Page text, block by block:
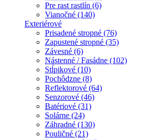
Pre rast rastlín (6)
Vianočné (140)
Exteriérové
Prisadené stropné (76)
Zapustené stropné (35)
Závesné (6)
Nástenné / Fasádne (102)
Stĺpikové (10)
Pochôdzne (8)
Reflektorové (64)
Senzorové (46)
Batériové (31)
Solárne (24)
Záhradné (130)
Pouličné (21)